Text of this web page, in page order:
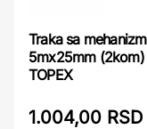
Traka sa
5mx25mm (2kom)
TOPEX
1.004,00 RSD